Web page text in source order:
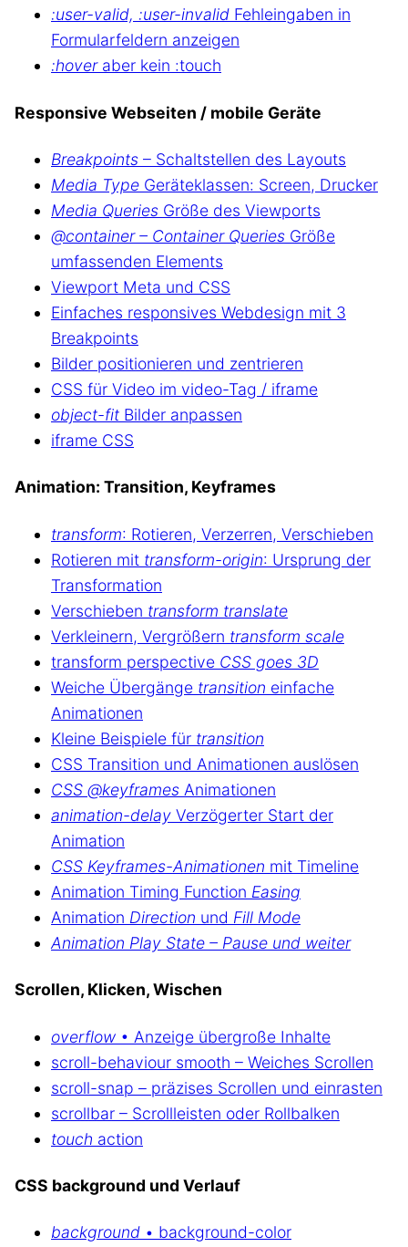
:user-valid, :user-invalid Fehleingaben in
Formularfeldern anzeigen
:hoveraber kein :touch
Responsive Webseiten / mobile Geräte
Breakpoints – Schaltstellen des Layouts
Media Type Geräteklassen: Screen, Drucker
Media Queries Größe des Viewports
@container – Container Queries Größe
umfassenden Elements
Viewport Meta und CSS
Einfaches responsives Webdesign mit 3
Breakpoints
Bilder positionieren und zentrieren
CSS für Video im video-Tag / iframe
object-fit Bilder anpassen
iframe CSS
Animation: Transition, Keyframes
transform: Rotieren, Verzerren, Verschieben
Rotieren mit transform-origin: Ursprung der
Transformation
Verschieben transform translate
Verkleinern, Vergrößern transform scale
transform perspective CSS goes 3D
Weiche Übergänge transition einfache
Animationen
Kleine Beispiele für transition
CSS Transition und Animationen auslösen
CSS @keyframes Animationen
animation-delay Verzögerter Start der
Animation
CSS Keyframes-Animationen mit Timeline
Animation Timing Function Easing
Animation Direction und Fill Mode
Animation Play State – Pause und weiter
Scrollen, Klicken, Wischen
overflow • Anzeige übergroße Inhalte
scroll-behaviour smooth – Weiches Scrollen
scroll-snap – präzises Scrollen und einrasten
scrollbar – Scrollleisten oder Rollbalken
touch action
CSS background und Verlauf
background • background-color